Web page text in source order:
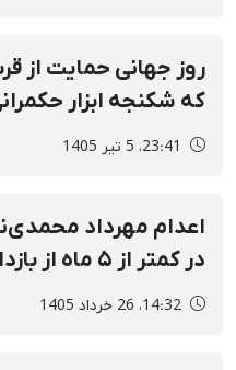
که شکنجه ابزار
شکنجه وارد مرحله‌ای
23:41، 5 تیر 1405
اعدام مهرداد
در کمتر از ۵
14:32، 26 خرداد 1405